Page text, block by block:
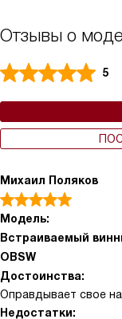
Отзывы о
5
Михаил Поляков
Модель:
Встраиваемый
OBSW
Достоинства:
Оправдывает свое
Недостатки: